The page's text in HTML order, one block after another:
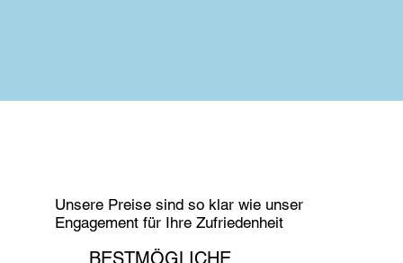
Unsere Preise sind so klar wie unser
Engagement für Ihre Zufriedenheit
BESTMÖGLICHE